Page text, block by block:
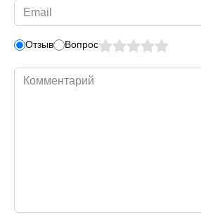
Email
*
Отзыв Вопрос
Комментарий